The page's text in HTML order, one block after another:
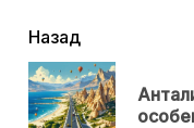
читать
еще
Назад